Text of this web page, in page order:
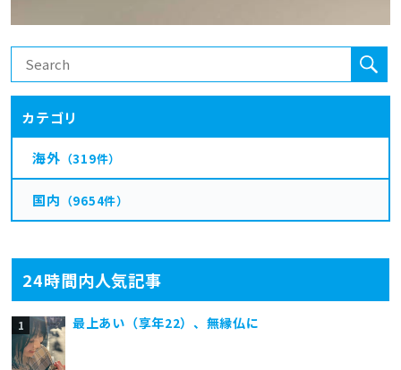
24時間内人気記事
最上あい（享年22）、無縁仏に
カテゴリ
海外 （319件）
国内 （9654件）